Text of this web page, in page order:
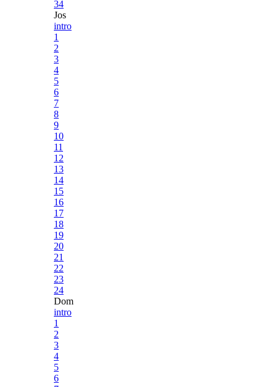
34
Jos
intro
1
2
3
4
5
6
7
8
9
10
11
12
13
14
15
16
17
18
19
20
21
22
23
24
Dom
intro
1
2
3
4
5
6